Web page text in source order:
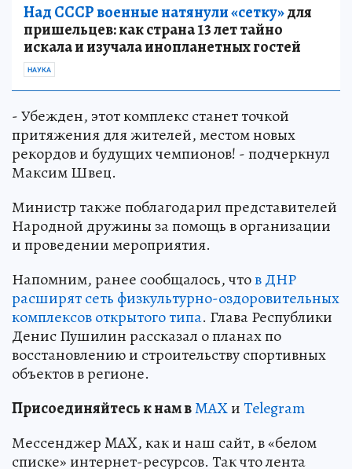
Над СССР военные натянули «сетку»для
пришельцев: как страна 13 лет тайно
искала и изучала инопланетных гостей
НАУКА
- Убежден, этот комплекс станет точкой
притяжения для жителей, местом новых
рекордов и будущих чемпионов! - подчеркнул
Максим Швец.
Министр также поблагодарил представителей
Народной дружины за помощь в организации
и проведении мероприятия.
Напомним, ранее сообщалось, чтов ДНР
расширят сеть физкультурно-оздоровительных
комплексов открытого типа. Глава Республики
Денис Пушилин рассказал о планах по
восстановлению и строительству спортивных
объектов в регионе.
Присоединяйтесь к нам вMAXиTelegram
Мессенджер MAX, как и наш сайт, в «белом
списке» интернет-ресурсов. Так что лента